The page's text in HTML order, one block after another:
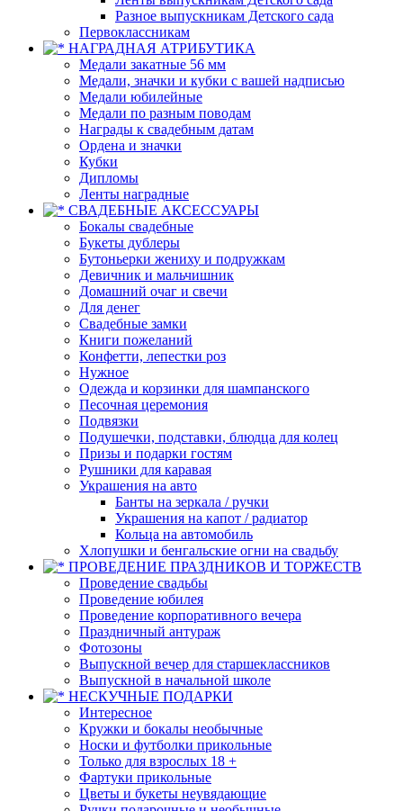
Разное выпускникам Детского сада
Первоклассникам
НАГРАДНАЯ АТРИБУТИКА
Медали закатные 56 мм
Медали, значки и кубки с вашей надписью
Медали юбилейные
Медали по разным поводам
Награды к свадебным датам
Ордена и значки
Кубки
Дипломы
Ленты наградные
СВАДЕБНЫЕ АКСЕССУАРЫ
Бокалы свадебные
Букеты дублеры
Бутоньерки жениху и подружкам
Девичник и мальчишник
Домашний очаг и свечи
Для денег
Свадебные замки
Книги пожеланий
Конфетти, лепестки роз
Нужное
Одежда и корзинки для шампанского
Песочная церемония
Подвязки
Подушечки, подставки, блюдца для колец
Призы и подарки гостям
Рушники для каравая
Украшения на авто
Банты на зеркала / ручки
Украшения на капот / радиатор
Кольца на автомобиль
Хлопушки и бенгальские огни на свадьбу
ПРОВЕДЕНИЕ ПРАЗДНИКОВ И ТОРЖЕСТВ
Проведение свадьбы
Проведение юбилея
Проведение корпоративного вечера
Праздничный антураж
Фотозоны
Выпускной вечер для старшеклассников
Выпускной в начальной школе
НЕСКУЧНЫЕ ПОДАРКИ
Интересное
Кружки и бокалы необычные
Носки и футболки прикольные
Только для взрослых 18 +
Фартуки прикольные
Цветы и букеты неувядающие